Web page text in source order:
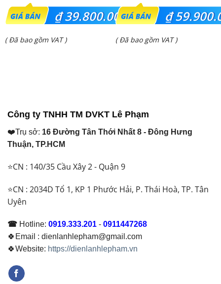
Giá
gốc
là:
₫39.800.000
Giá
( Đã bao gồm VAT )
Giá
gốc
là:
₫
Giá
( Đã bao gồm VAT )
Công ty TNHH TM DVKT Lê Phạm
❤️Trụ sở: 16 Đường Tân Thới Nhất 8 - Đông Hưng
Thuận, TP.HCM
⭐CN : 140/35 Cầu Xây 2 - Quận 9
⭐CN : 2034D Tổ 1, KP 1 Phước Hải, P. Thái Hoà, TP. Tân
Uyên
☎ Hotline: 0919.333.201 - 0911447268
🍀Email : dienlanhlepham@gmail.com
🍀Website: https://dienlanhlepham.vn